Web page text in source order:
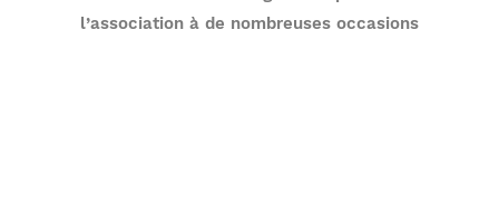
l’association à de nombreuses occasions